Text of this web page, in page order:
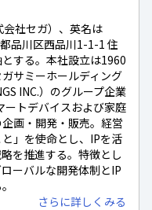
会社セガ）、英名は
品川区西品川1-1-1 住
する。本社設立は1960
サミーホールディング
INC.）のグループ企業
ートデバイスおよび家庭
画・開発・販売。経営
」を使命とし、IPを活
を推進する。特徴とし
ーバルな開発体制とIP
さらに詳しくみる